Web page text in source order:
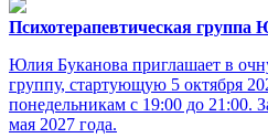
Психотерапевтическая
Юлия Буканова приглашает в
группу, стартующую 5 октября
понедельникам с 19:00 до 21:00.
мая 2027 года.